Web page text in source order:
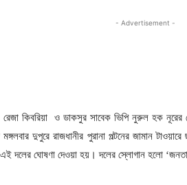
- Advertisement -
কিবরিয়া ও ডাকসুর সাবেক ভিপি নুরুল হক নূরের
দুপুরে রাজধানীর পুরানা পল্টনের জামান
দলের ঘোষণা দেওয়া হয়। দলের স্লোগান হলো